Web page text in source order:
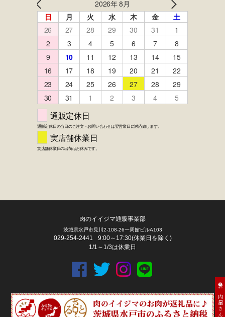
FACEBOOK twitter instagram LINE
お肉屋さん
肉のイイジマ通販事業部
茨城県水戸市見川2-108-26一周館ビルA103
029-254-2441
9:00～17:30(休業日を除く)
1/1～1/3は休業日